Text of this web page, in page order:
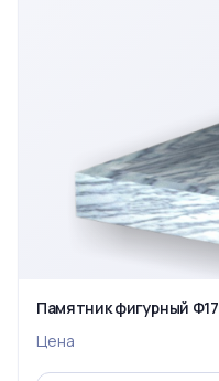
Памятник фигурный Ф17
Цена